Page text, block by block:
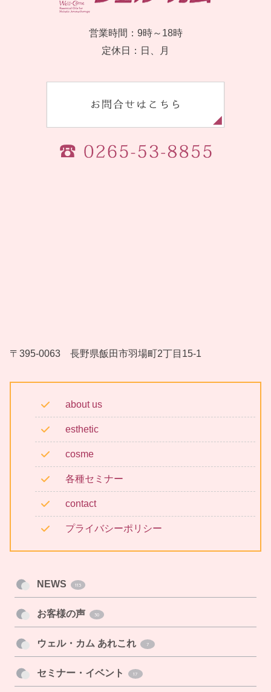
営業時間：9時～18時
定休日：日、月
〒395-0063 長野県飯田市羽場町2丁目15-1
about us
esthetic
cosme
各種セミナー
contact
プライバシーポリシー
NEWS 113
お客様の声 30
ウェル・カム あれこれ 7
セミナー・イベント 17